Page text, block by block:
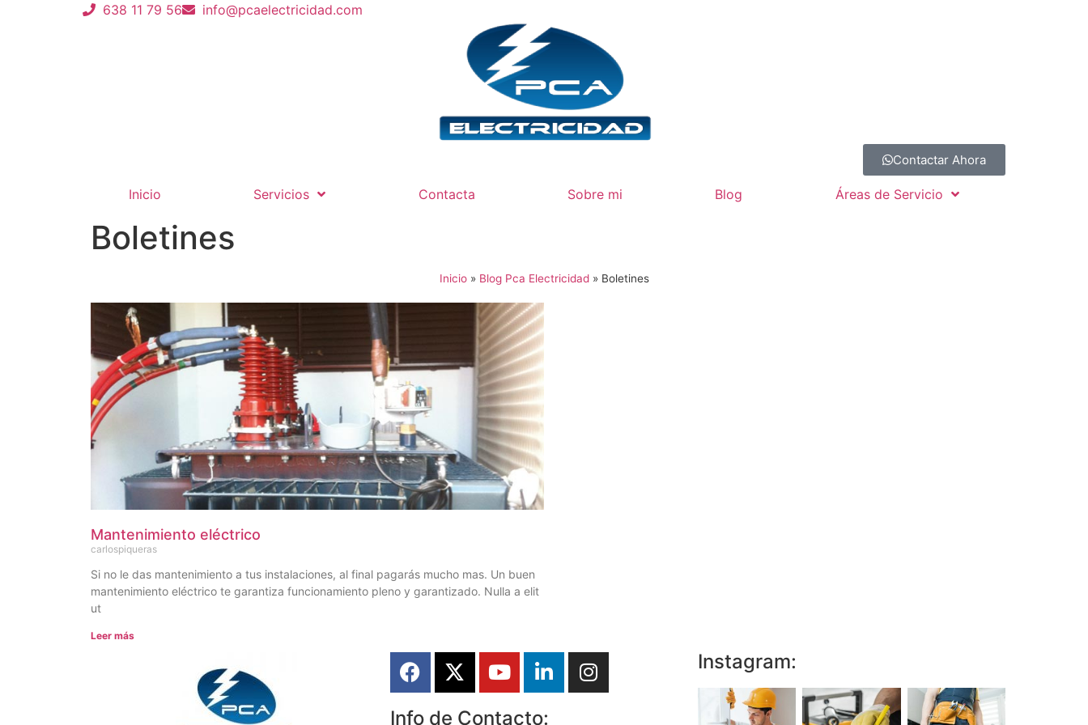
638 11 79 56 info@pcaelectricidad.com
Contactar Ahora
Inicio Servicios Contacta Sobre mi Blog Áreas de Servicio
Boletines
Inicio» Blog Pca Electricidad» Boletines
Mantenimiento eléctrico
carlospiqueras
Si no le das mantenimiento a tus instalaciones, al final pagarás mucho mas. Un buen
mantenimiento eléctrico te garantiza funcionamiento pleno y garantizado. Nulla a elit
ut
Leer más
Info de Contacto:
Instagram: